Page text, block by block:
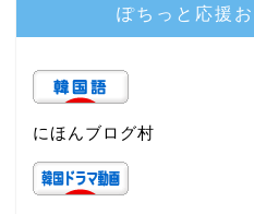
ぽちっと応援
にほんブログ村